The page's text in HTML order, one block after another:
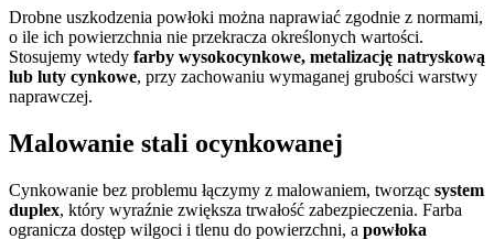
Drobne uszkodzenia powłoki można naprawiać zgodnie z normami,
o ile ich powierzchnia nie przekracza określonych wartości.
Stosujemy wtedy farby wysokocynkowe, metalizację natryskową
lub luty cynkowe, przy zachowaniu wymaganej grubości warstwy
naprawczej.
Malowanie stali ocynkowanej
Cynkowanie bez problemu łączymy z malowaniem, tworząc system
duplex, który wyraźnie zwiększa trwałość zabezpieczenia. Farba
ogranicza dostęp wilgoci i tlenu do powierzchni, a powłoka